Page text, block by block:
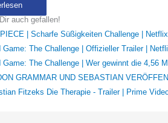
auch gefallen!
| Scharfe Süßigkeiten Challenge | Netflix
Game: The Challenge | Offizieller Trailer |
Game: The Challenge | Wer gewinnt die 4,56
GRAMMAR UND SEBASTIAN
Fitzeks Die Therapie - Trailer | Prime